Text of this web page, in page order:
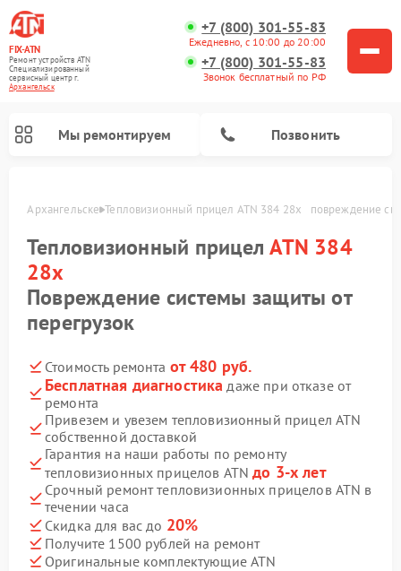
FIX-ATN
Ремонт устройств ATN
Специализированный
cервисный центр г.
Архангельск
+7 (800) 301-55-83
Ежедневно, с 10:00 до 20:00
+7 (800) 301-55-83
Звонок бесплатный по РФ
Мы ремонтируем Позвонить
в Архангельске Тепловизионный прицел ATN 384 28x   повреждение
Тепловизионный прицелATN 384
28x
Повреждение системы защиты от
перегрузок
Стоимость ремонта от 480 руб.
Бесплатная диагностика даже при отказе от
ремонта
Привезем и увезем тепловизионный прицел ATN
собственной доставкой
Гарантия на наши работы по ремонту
тепловизионных прицелов ATNдо 3-х лет
Срочный ремонт тепловизионных прицелов ATN в
течении часа
Скидка для вас до 20%
Получите 1500 рублей на ремонт
Оригинальные комплектующие ATN